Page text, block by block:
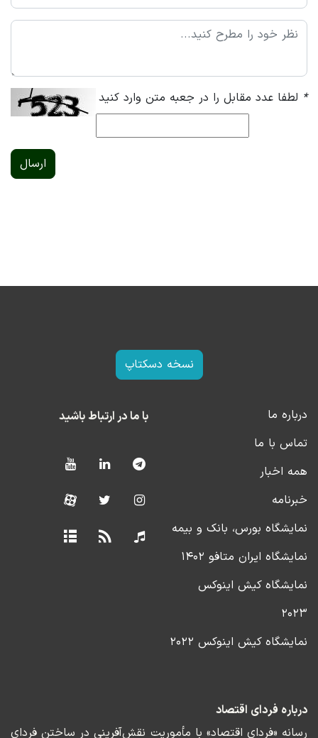
* لطفا عدد مقابل را در جعبه متن وارد کنید
ارسال
نسخه دسکتاپ
درباره ما
تماس با ما
همه اخبار
خبرنامه
نمایشگاه بورس، بانک و بیمه
نمایشگاه ایران متافو ۱۴۰۲
نمایشگاه کیش اینوکس
۲۰۲۳
نمایشگاه کیش اینوکس ۲۰۲۲
با ما در ارتباط باشید
درباره فردای اقتصاد
رسانه «فردای اقتصاد» با مأموریت نقش‌آفرینی در ساختن فردای